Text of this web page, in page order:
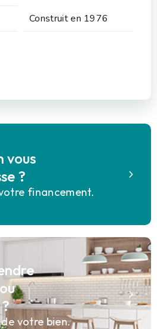
Construit en 1976
vous
?
financement.
votre bien.